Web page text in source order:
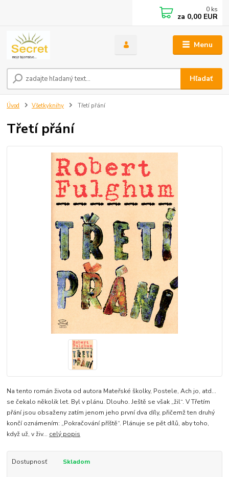
Menu
Hľadať
0 ks
za 0,00 EUR
Úvod Všetkyknihy Třetí přání
Třetí přání
Na tento román života od autora Mateřské školky, Postele, Ach jo, atd…
se čekalo několik let. Byl v plánu. Dlouho. Ještě se však „žil“. V Třetím
přání jsou obsaženy zatím jenom jeho první dva díly, přičemž ten druhý
končí oznámením: „Pokračování příště“. Plánuje se pět dílů, aby toho,
když už, v živ... celý popis
Dostupnosť Skladom